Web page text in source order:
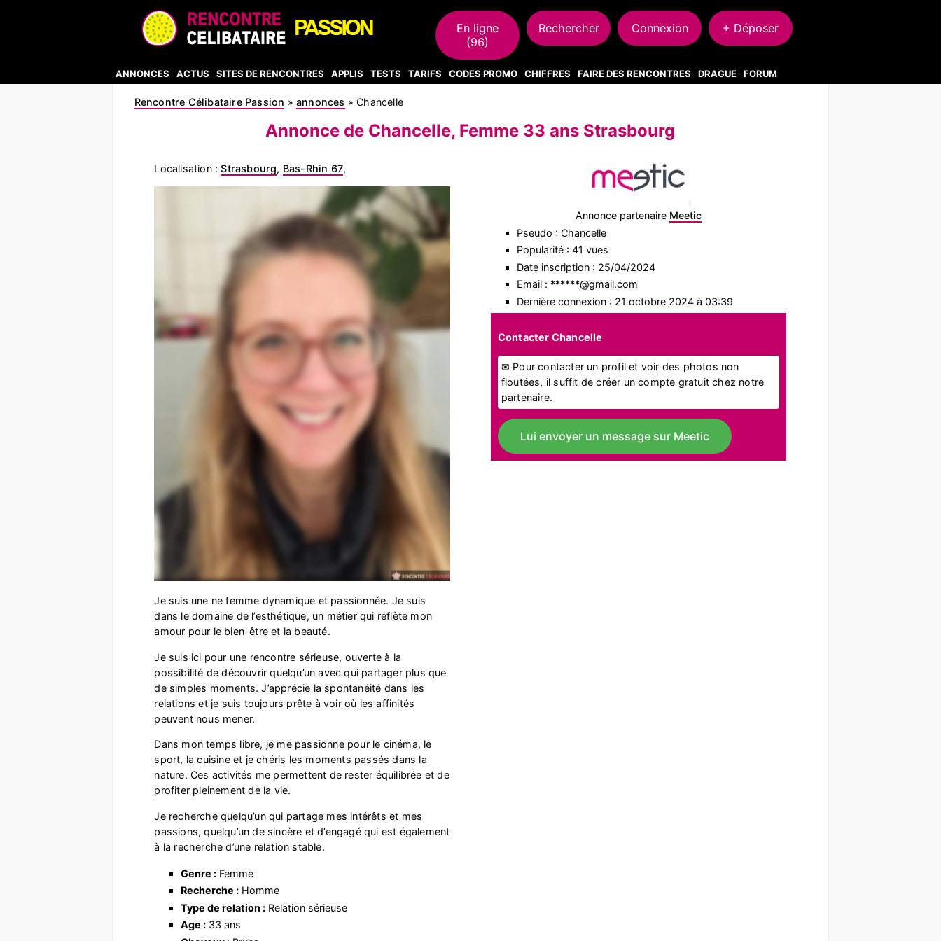
En ligne
(96)
Rechercher Connexion + Déposer
ANNONCES ACTUS SITES DE RENCONTRES APPLIS TESTS TARIFS CODES PROMO CHIFFRES FAIRE DES RENCONTRES DRAGUE FORUM
Rencontre Célibataire Passion »annonces »Chancelle
Annonce de Chancelle, Femme 33 ans Strasbourg
Localisation :Strasbourg, Bas-Rhin 67,
Je suis une ne femme dynamique et passionnée. Je suis
dans le domaine de l’esthétique, un métier qui reflète mon
amour pour le bien-être et la beauté.
Je suis ici pour une rencontre sérieuse, ouverte à la
possibilité de découvrir quelqu’un avec qui partager plus que
de simples moments. J’apprécie la spontanéité dans les
relations et je suis toujours prête à voir où les affinités
peuvent nous mener.
Dans mon temps libre, je me passionne pour le cinéma, le
sport, la cuisine et je chéris les moments passés dans la
nature. Ces activités me permettent de rester équilibrée et de
profiter pleinement de la vie.
Je recherche quelqu’un qui partage mes intérêts et mes
passions, quelqu’un de sincère et d’engagé qui est également
à la recherche d’une relation stable.
Genre :Femme
Recherche :Homme
Type de relation :Relation sérieuse
Age :33 ans
Annonce partenaire Meetic
Pseudo : Chancelle
Popularité : 41 vues
Date inscription : 25/04/2024
Email : ******@gmail.com
Dernière connexion : 21 octobre 2024 à 03:39
Contacter Chancelle
✉ Pour contacter un profil et voir des photos non
floutées, il suffit de créer un compte gratuit chez notre
partenaire.
Lui envoyer un message sur Meetic